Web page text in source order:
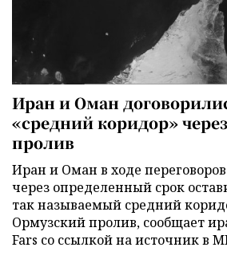
Иран и Оман
«средний коридор»
пролив
Иран и Оман в ходе
через определенный срок
так называемый средний
Ормузский пролив, сообщает
Fars со ссылкой на источник в